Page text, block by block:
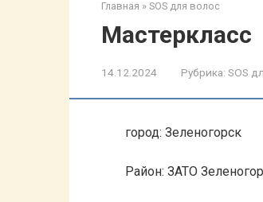
Главная » SOS для волос
Мастеркласс
14.12.2024 Рубрика: SOS
город: Зеленогорск
Район: ЗАТО